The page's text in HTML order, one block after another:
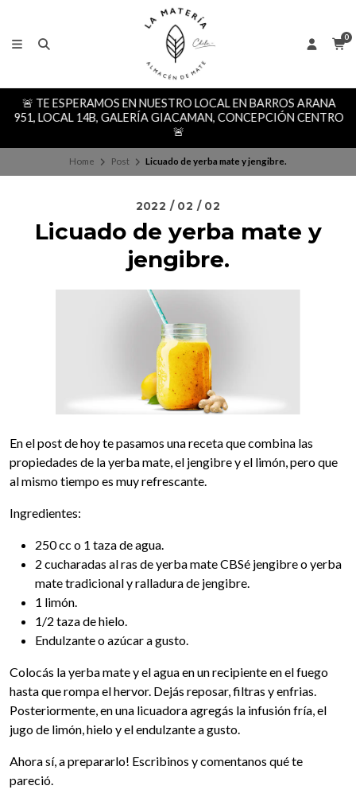
0
🚨 TE ESPERAMOS EN NUESTRO LOCAL EN BARROS ARANA
951, LOCAL 14B, GALERÍA GIACAMAN, CONCEPCIÓN CENTRO
🚨
Home Post Licuado de yerba mate y jengibre.
2022 / 02 / 02
Licuado de yerba mate y
jengibre.
En el post de hoy te pasamos una receta que combina las
propiedades de la yerba mate, el jengibre y el limón, pero que
al mismo tiempo es muy refrescante.
Ingredientes:
250 cc o 1 taza de agua.
2 cucharadas al ras de yerba mate CBSé jengibre o yerba
mate tradicional y ralladura de jengibre.
1 limón.
1/2 taza de hielo.
Endulzante o azúcar a gusto.
Colocás la yerba mate y el agua en un recipiente en el fuego
hasta que rompa el hervor. Dejás reposar, filtras y enfrias.
Posteriormente, en una licuadora agregás la infusión fría, el
jugo de limón, hielo y el endulzante a gusto.
Ahora sí, a prepararlo! Escribinos y comentanos qué te
pareció.